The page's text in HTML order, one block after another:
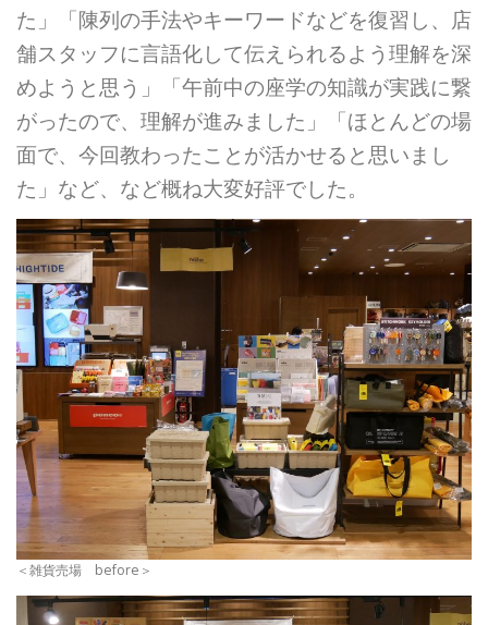
た」「陳列の手法やキーワードなどを復習し、店
舗スタッフに言語化して伝えられるよう理解を深
めようと思う」「午前中の座学の知識が実践に繋
がったので、理解が進みました」「ほとんどの場
面で、今回教わったことが活かせると思いまし
た」など、など概ね大変好評でした。
＜雑貨売場 before＞